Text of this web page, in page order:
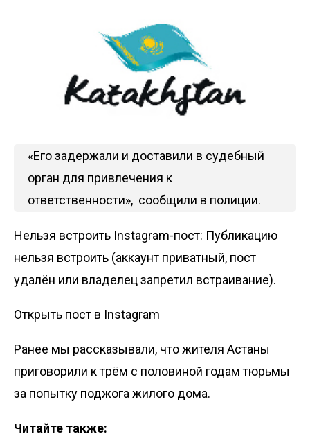
«Его задержали и доставили в судебный
орган для привлечения к
ответственности», сообщили в полиции.
Нельзя встроить Instagram-пост: Публикацию
нельзя встроить (аккаунт приватный, пост
удалён или владелец запретил встраивание).
Открыть пост в Instagram
Ранее мы рассказывали, что жителя Астаны
приговорили к трём с половиной годам тюрьмы
за попытку поджога жилого дома.
Читайте также: